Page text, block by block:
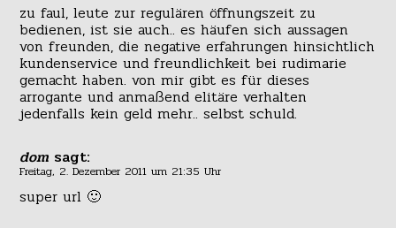
zu faul, leute zur regulären öffnungszeit zu
bedienen, ist sie auch.. es häufen sich aussagen
von freunden, die negative erfahrungen hinsichtlich
kundenservice und freundlichkeit bei rudimarie
gemacht haben. von mir gibt es für dieses
arrogante und anmaßend elitäre verhalten
jedenfalls kein geld mehr.. selbst schuld.
dom sagt:
Freitag, 2. Dezember 2011 um 21:35 Uhr
super url 🙂